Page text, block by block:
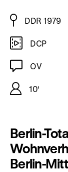
DDR 1979
DCP
OV
10‘
Berlin-
Berlin-